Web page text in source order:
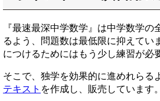
『最速最深中学数学』は中学数学の
るよう、問題数は最低限に抑えてい
につけるためにはもう少し練習が必
そこで、独学を効果的に進めれらる
テキスト を作成し、販売しています。